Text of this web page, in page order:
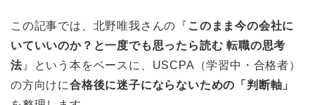
この記事では、北野唯我さんの『 このまま今の会社に
いていいのか？と一度でも思ったら読む 転職の思考
法』という本をベースに、USCPA（学習中・合格者）
の方向けに合格後に迷子にならないための「判断軸」